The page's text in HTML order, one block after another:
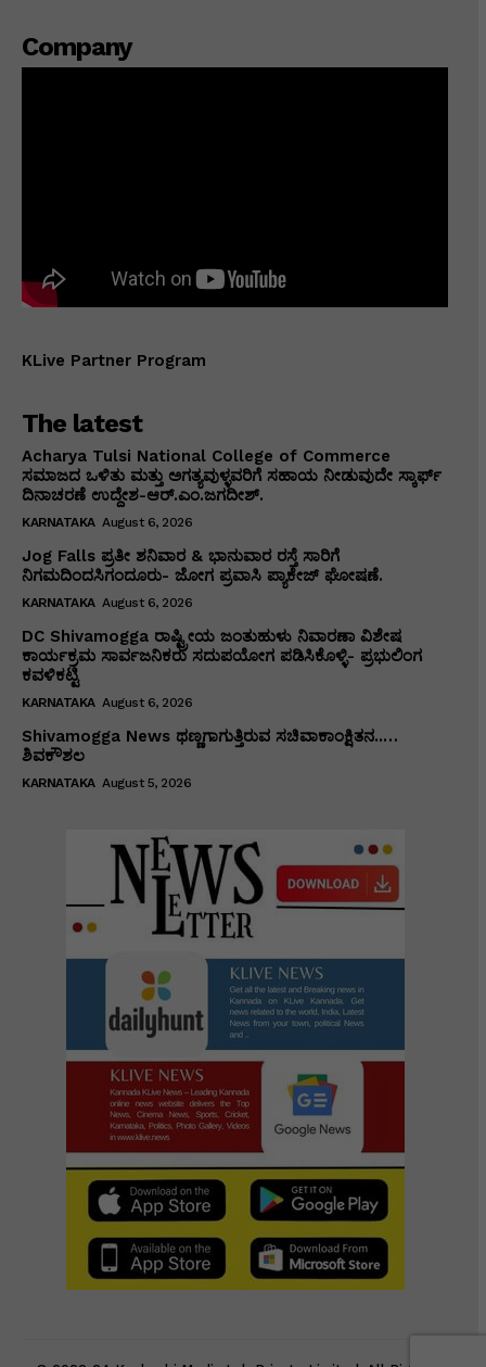
Company
KLive Partner Program
The latest
Acharya Tulsi National College of Commerce
ಸಮಾಜದ ಒಳಿತು ಮತ್ತು ಅಗತ್ಯವುಳ್ಳವರಿಗೆ ಸಹಾಯ ನೀಡುವುದೇ ಸ್ಕಾರ್ಫ್
ದಿನಾಚರಣೆ ಉದ್ದೇಶ-ಆರ್.ಎಂ.ಜಗದೀಶ್.
KARNATAKA August 6, 2026
Jog Falls ಪ್ರತೀ ಶನಿವಾರ & ಭಾನುವಾರ ರಸ್ತೆ ಸಾರಿಗೆ
ನಿಗಮದಿಂದಸಿಗಂದೂರು- ಜೋಗ ಪ್ರವಾಸಿ ಪ್ಯಾಕೇಜ್ ಘೋಷಣೆ.
KARNATAKA August 6, 2026
DC Shivamogga ರಾಷ್ಟ್ರೀಯ ಜಂತುಹುಳು ನಿವಾರಣಾ ವಿಶೇಷ
ಕಾರ್ಯಕ್ರಮ ಸಾರ್ವಜನಿಕರು ಸದುಪಯೋಗ ಪಡಿಸಿಕೊಳ್ಳಿ- ಪ್ರಭುಲಿಂಗ
ಕವಳಿಕಟ್ಟಿ
KARNATAKA August 6, 2026
Shivamogga News ಥಣ್ಣಗಾಗುತ್ತಿರುವ ಸಚಿವಾಕಾಂಕ್ಷಿತನ..…
ಶಿವಕೌಶಲ
KARNATAKA August 5, 2026